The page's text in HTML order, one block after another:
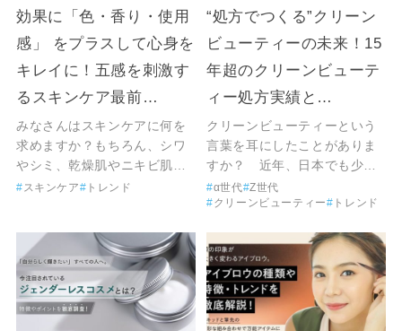
効果に「色・香り・使用
感」 をプラスして心身を
キレイに！五感を刺激す
るスキンケア最前…
みなさんはスキンケアに何を
求めますか？もちろん、シワ
やシミ、乾燥肌やニキビ肌…
スキンケア トレンド
“処方でつくる”クリーン
ビューティーの未来！15
年超のクリーンビューテ
ィー処方実績と…
クリーンビューティーという
言葉を耳にしたことがありま
すか？ 近年、日本でも少…
α世代
Z世代
クリーンビューティー
トレンド